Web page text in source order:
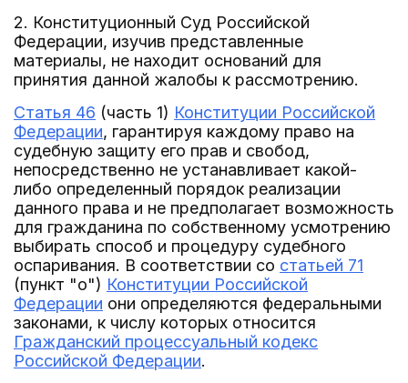
2. Конституционный Суд Российской
Федерации, изучив представленные
материалы, не находит оснований для
принятия данной жалобы к рассмотрению.
Статья 46 (часть 1) Конституции Российской
Федерации, гарантируя каждому право на
судебную защиту его прав и свобод,
непосредственно не устанавливает какой-
либо определенный порядок реализации
данного права и не предполагает возможность
для гражданина по собственному усмотрению
выбирать способ и процедуру судебного
оспаривания. В соответствии со статьей 71
(пункт "о") Конституции Российской
Федерации они определяются федеральными
законами, к числу которых относится
Гражданский процессуальный кодекс
Российской Федерации.